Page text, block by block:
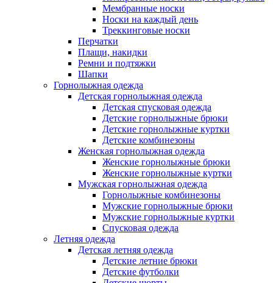
Мембранные носки
Носки на каждый день
Треккинговые носки
Перчатки
Плащи, накидки
Ремни и подтяжки
Шапки
Горнолыжная одежда
Детская горнолыжная одежда
Детская спусковая одежда
Детские горнолыжные брюки
Детские горнолыжные куртки
Детские комбинезоны
Женская горнолыжная одежда
Женские горнолыжные брюки
Женские горнолыжные куртки
Мужская горнолыжная одежда
Горнолыжные комбинезоны
Мужские горнолыжные брюки
Мужские горнолыжные куртки
Спусковая одежда
Летняя одежда
Детская летняя одежда
Детские летние брюки
Детские футболки